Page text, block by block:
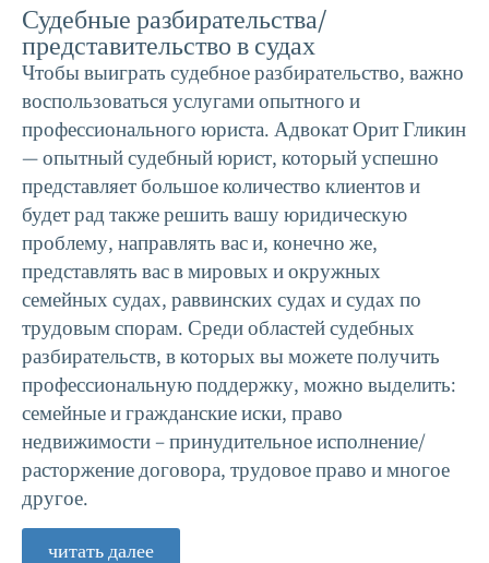
Судебные разбирательства/
представительство в судах
Чтобы выиграть судебное разбирательство, важно
воспользоваться услугами опытного и
профессионального юриста. Адвокат Орит Гликин
— опытный судебный юрист, который успешно
представляет большое количество клиентов и
будет рад также решить вашу юридическую
проблему, направлять вас и, конечно же,
представлять вас в мировых и окружных
семейных судах, раввинских судах и судах по
трудовым спорам. Среди областей судебных
разбирательств, в которых вы можете получить
профессиональную поддержку, можно выделить:
семейные и гражданские иски, право
недвижимости – принудительное исполнение/
расторжение договора, трудовое право и многое
другое.
читать далее